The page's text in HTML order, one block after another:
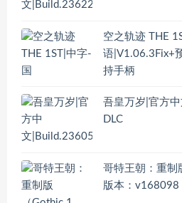
空之轨迹 THE
语|V1.06.3Fix+
持手柄
吾皇万岁|官方
DLC
哥特王朝：重制
版本：v168098